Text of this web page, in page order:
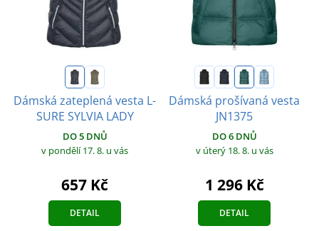
Dámská zateplená vesta L-
SURE SYLVIA LADY
DO 5 DNŮ
v pondělí 17. 8. u vás
657 Kč
DETAIL
Dámská prošívaná vesta
JN1375
DO 6 DNŮ
v úterý 18. 8. u vás
1 296 Kč
DETAIL